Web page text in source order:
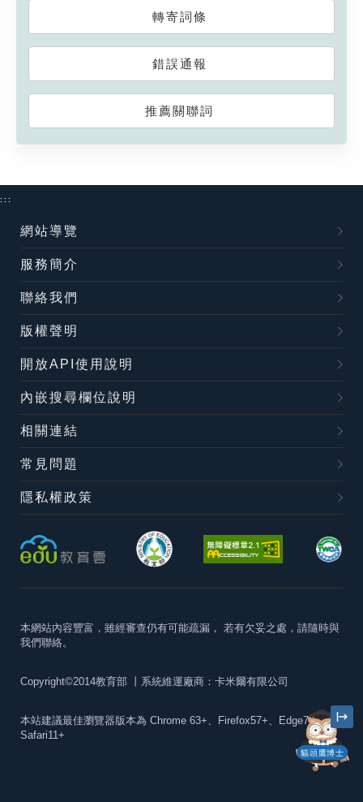
轉寄詞條
錯誤通報
推薦關聯詞
貓頭鷹博士
:::
網站導覽
服務簡介
聯絡我們
版權聲明
開放API使用說明
內嵌搜尋欄位說明
相關連結
常見問題
隱私權政策
本網站內容豐富，雖經審查仍有可能疏漏， 若有欠妥之處，請隨時與
我們聯絡。
Copyright©2014教育部 丨系統維運廠商：卡米爾有限公司
本站建議最佳瀏覽器版本為 Chrome 63+、Firefox57+、Edge79+及
Safari11+